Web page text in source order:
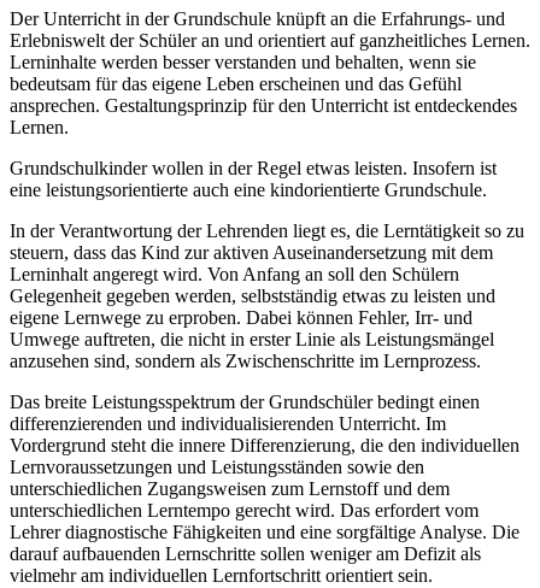
Der Unterricht in der Grundschule knüpft an die Erfahrungs- und
Erlebniswelt der Schüler an und orientiert auf ganzheitliches Lernen.
Lerninhalte werden besser verstanden und behalten, wenn sie
bedeutsam für das eigene Leben erscheinen und das Gefühl
ansprechen. Gestaltungsprinzip für den Unterricht ist entdeckendes
Lernen.
Grundschulkinder wollen in der Regel etwas leisten. Insofern ist
eine leistungsorientierte auch eine kindorientierte Grundschule.
In der Verantwortung der Lehrenden liegt es, die Lerntätigkeit so zu
steuern, dass das Kind zur aktiven Auseinandersetzung mit dem
Lerninhalt angeregt wird. Von Anfang an soll den Schülern
Gelegenheit gegeben werden, selbstständig etwas zu leisten und
eigene Lernwege zu erproben. Dabei können Fehler, Irr- und
Umwege auftreten, die nicht in erster Linie als Leistungsmängel
anzusehen sind, sondern als Zwischenschritte im Lernprozess.
Das breite Leistungsspektrum der Grundschüler bedingt einen
differenzierenden und individualisierenden Unterricht. Im
Vordergrund steht die innere Differenzierung, die den individuellen
Lernvoraussetzungen und Leistungsständen sowie den
unterschiedlichen Zugangsweisen zum Lernstoff und dem
unterschiedlichen Lerntempo gerecht wird. Das erfordert vom
Lehrer diagnostische Fähigkeiten und eine sorgfältige Analyse. Die
darauf aufbauenden Lernschritte sollen weniger am Defizit als
vielmehr am individuellen Lernfortschritt orientiert sein.